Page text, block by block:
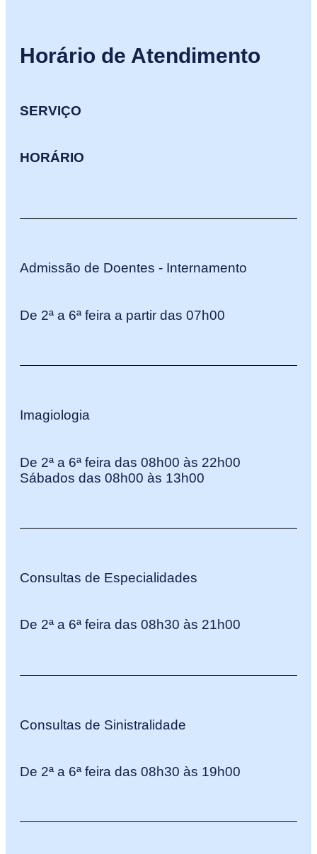
Horário de Atendimento
SERVIÇO
HORÁRIO
Admissão de Doentes - Internamento
De 2ª a 6ª feira a partir das 07h00
Imagiologia
De 2ª a 6ª feira das 08h00 às 22h00
Sábados das 08h00 às 13h00
Consultas de Especialidades
De 2ª a 6ª feira das 08h30 às 21h00
Consultas de Sinistralidade
De 2ª a 6ª feira das 08h30 às 19h00